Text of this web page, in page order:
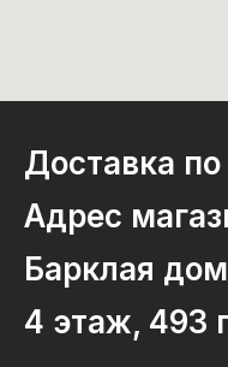
Доставка
Адрес
Барклая
4 этаж, 493